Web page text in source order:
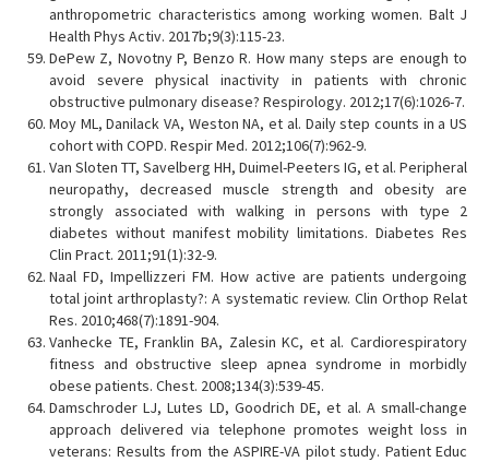
anthropometric characteristics among working women. Balt J
Health Phys Activ. 2017b;9(3):115-23.
DePew Z, Novotny P, Benzo R. How many steps are enough to
avoid severe physical inactivity in patients with chronic
obstructive pulmonary disease? Respirology. 2012;17(6):1026-7.
Moy ML, Danilack VA, Weston NA, et al. Daily step counts in a US
cohort with COPD. Respir Med. 2012;106(7):962-9.
Van Sloten TT, Savelberg HH, Duimel-Peeters IG, et al. Peripheral
neuropathy, decreased muscle strength and obesity are
strongly associated with walking in persons with type 2
diabetes without manifest mobility limitations. Diabetes Res
Clin Pract. 2011;91(1):32-9.
Naal FD, Impellizzeri FM. How active are patients undergoing
total joint arthroplasty?: A systematic review. Clin Orthop Relat
Res. 2010;468(7):1891-904.
Vanhecke TE, Franklin BA, Zalesin KC, et al. Cardiorespiratory
fitness and obstructive sleep apnea syndrome in morbidly
obese patients. Chest. 2008;134(3):539-45.
Damschroder LJ, Lutes LD, Goodrich DE, et al. A small-change
approach delivered via telephone promotes weight loss in
veterans: Results from the ASPIRE-VA pilot study. Patient Educ